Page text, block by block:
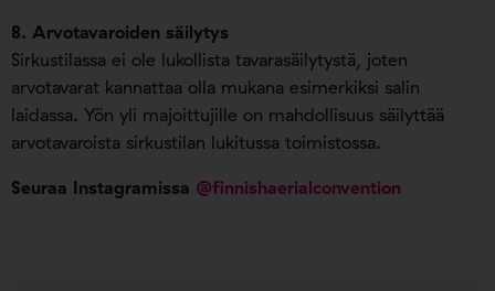
8. Arvotavaroiden säilytys
Sirkustilassa ei ole lukollista tavarasäilytystä, joten
arvotavarat kannattaa olla mukana esimerkiksi salin
laidassa. Yön yli majoittujille on mahdollisuus säilyttää
arvotavaroista sirkustilan lukitussa toimistossa.
Seuraa Instagramissa @finnishaerialconvention